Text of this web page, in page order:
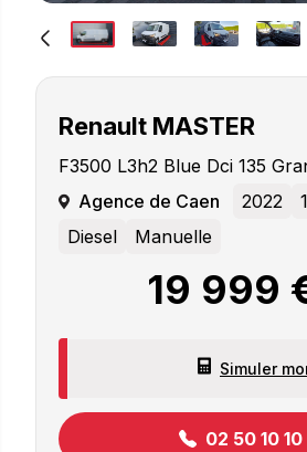
Renault MASTER
F3500 L3h2 Blue Dci 135
Agence de Caen
2022
Diesel
Manuelle
19 999
Simuler
02 50 10 10